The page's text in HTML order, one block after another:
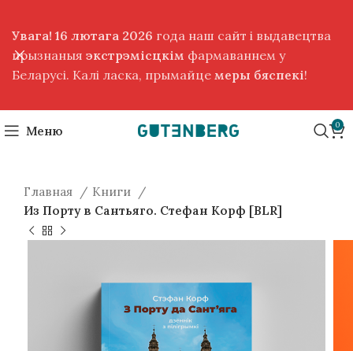
Меню 0
Главная
Книги
Из Порту в Сантьяго. Стефан Корф [BLR]
Увага! 16 лютага 2026 года наш сайт і выдавецтва
прызнаныя экстрэмісцкім фармаваннем у
Беларусі. Калі ласка, прымайце меры бяспекі!